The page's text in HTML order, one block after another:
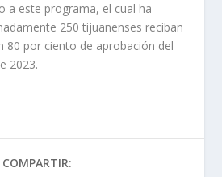
a este programa, el cual ha
250 tijuanenses reciban
80 por ciento de aprobación del
2023.
COMPARTIR: